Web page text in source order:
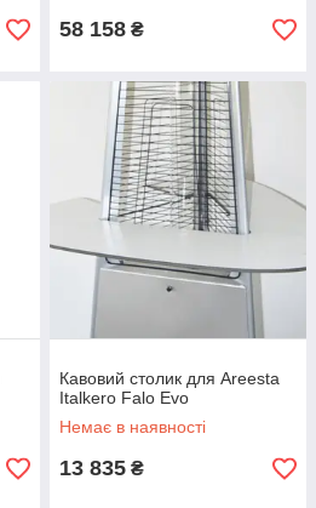
58 158 ₴
Кавовий столик для Areesta
Italkero Falo Evo
Немає в наявності
13 835 ₴